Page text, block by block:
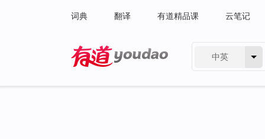
词典 翻译 有道精品课 云笔记
中英